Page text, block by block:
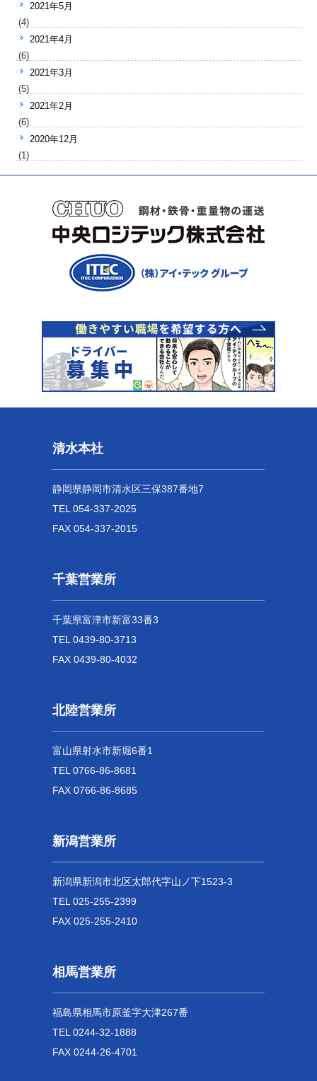
2021年5月
(4)
2021年4月
(6)
2021年3月
(5)
2021年2月
(6)
2020年12月
(1)
清水本社
静岡県静岡市清水区三保387番地7
TEL 054-337-2025
FAX 054-337-2015
千葉営業所
千葉県富津市新富33番3
TEL 0439-80-3713
FAX 0439-80-4032
北陸営業所
富山県射水市新堀6番1
TEL 0766-86-8681
FAX 0766-86-8685
新潟営業所
新潟県新潟市北区太郎代字山ノ下1523-3
TEL 025-255-2399
FAX 025-255-2410
相馬営業所
福島県相馬市原釜字大津267番
TEL 0244-32-1888
FAX 0244-26-4701